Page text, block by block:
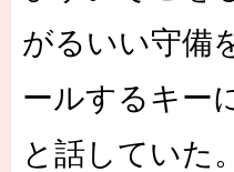
がるいい守備
ールするキー
と話していた。